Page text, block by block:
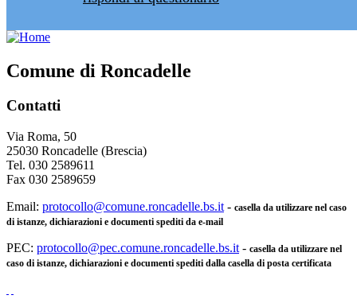
Comune di Roncadelle
Contatti
Via Roma, 50
25030 Roncadelle (Brescia)
Tel. 030 2589611
Fax 030 2589659
Email: protocollo@comune.roncadelle.bs.it - casella da utilizzare nel caso
di istanze, dichiarazioni e documenti spediti da e-mail
PEC: protocollo@pec.comune.roncadelle.bs.it - casella da utilizzare nel
caso di istanze, dichiarazioni e documenti spediti dalla casella di posta certificata